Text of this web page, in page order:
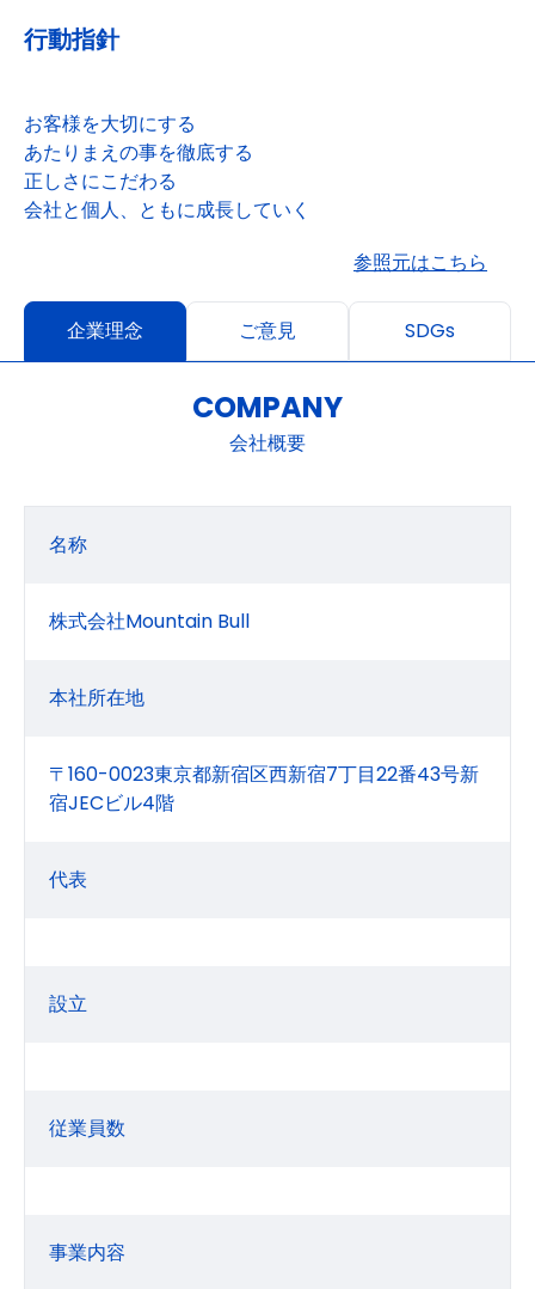
行動指針
お客様を大切にする
あたりまえの事を徹底する
正しさにこだわる
会社と個人、ともに成長していく
参照元はこちら
企業理念 ご意見 SDGs
COMPANY
会社概要
名称
株式会社Mountain Bull
本社所在地
〒160-0023東京都新宿区西新宿7丁目22番43号新
宿JECビル4階
代表
設立
従業員数
事業内容